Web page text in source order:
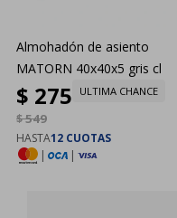
Almohadón de asiento
MATORN 40x40x5 gris cl
$ 275
$549
ULTIMA CHANCE
HASTA12 CUOTAS
|
|